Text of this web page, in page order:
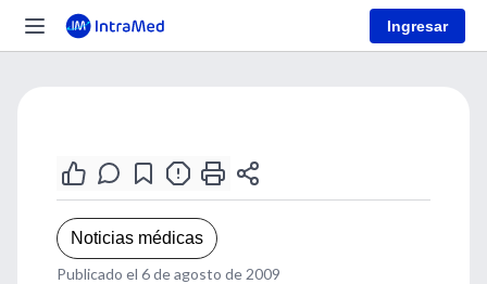
Ingresar
Noticias médicas
Publicado el 6 de agosto de 2009